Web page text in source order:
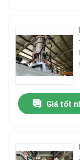
Về chúng tôi
Địa chỉ liên hệ
Sản phẩm
Máy ép đùn
Giá tốt